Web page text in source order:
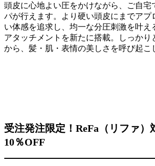
頭皮に心地よい圧をかけながら、ご自宅
パが行えます。より硬い頭皮にまでアプ
い体感を追求し、均一な分圧刺激を叶え
アタッチメントを新たに搭載。しっかり
から、髪・肌・表情の美しさを呼び起こ
受注発注限定！ReFa（リファ）
10％OFF